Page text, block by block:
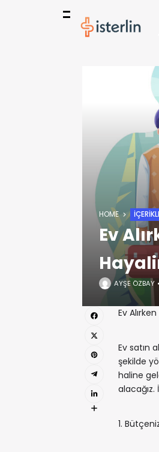
HOME
Ev
AYŞE ÖZBAY
Ev
Ev satın
şekilde
haline
alacağız.
1.